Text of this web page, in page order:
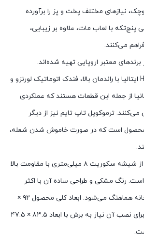
نیازهای مختلف پخت و پز را برآورده
با لعاب مات، علاوه بر زیبایی،
می‌کنند.
معتبر اروپایی تهیه شده‌اند.
سرشعله‌های ساباف HE ایتالیا با راندمان بالا، فندک اتوماتیک لورنزو و
از جمله این قطعات هستند که عملکردی
ترموکوپل تاپ تایم نیز از دیگر
محصول است که در صورت خاموش شدن شعله،
جنس صفحه اجاق گاز از شیشه سکوریت ۸ میلی‌متری با مقاومت بالا
است. رنگ مشکی و طراحی ساده آن با اکثر
دکوراسیون‌های آشپزخانه هماهنگ می‌شود. ابعاد کلی محصول ۹۲ ×
۵۲ سانتی‌متر است و برای نصب آن نیاز به برش با ابعاد ۸۳.۵ × ۴۷.۵